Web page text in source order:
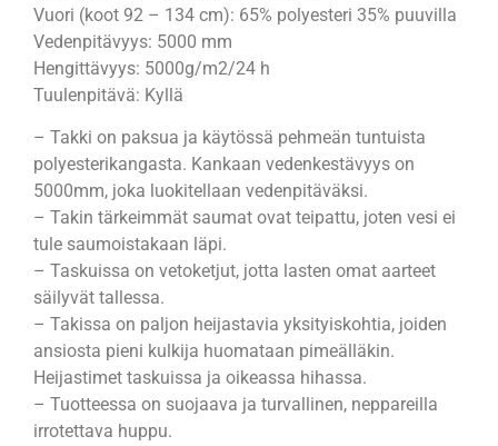
Vuori (koot 92 – 134 cm): 65% polyesteri 35% puuvilla
Vedenpitävyys: 5000 mm
Hengittävyys: 5000g/m2/24 h
Tuulenpitävä: Kyllä
– Takki on paksua ja käytössä pehmeän tuntuista
polyesterikangasta. Kankaan vedenkestävyys on
5000mm, joka luokitellaan vedenpitäväksi.
– Takin tärkeimmät saumat ovat teipattu, joten vesi ei
tule saumoistakaan läpi.
– Taskuissa on vetoketjut, jotta lasten omat aarteet
säilyvät tallessa.
– Takissa on paljon heijastavia yksityiskohtia, joiden
ansiosta pieni kulkija huomataan pimeälläkin.
Heijastimet taskuissa ja oikeassa hihassa.
– Tuotteessa on suojaava ja turvallinen, neppareilla
irrotettava huppu.